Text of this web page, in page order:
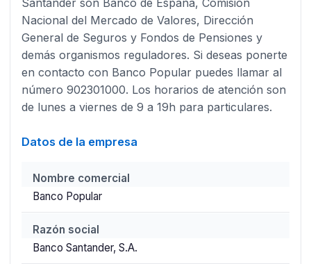
Nacional del Mercado de Valores, Dirección
General de Seguros y Fondos de Pensiones y
demás organismos reguladores. Si deseas ponerte
en contacto con Banco Popular puedes llamar al
número 902301000. Los horarios de atención son
de lunes a viernes de 9 a 19h para particulares.
Datos de la empresa
Nombre comercial
Banco Popular
Razón social
Banco Santander, S.A.